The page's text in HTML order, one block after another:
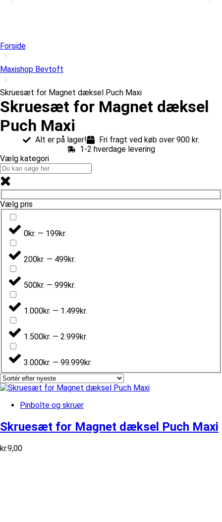
Forside
Maxishop Bevtoft
Skruesæt for Magnet dæksel Puch Maxi
Skruesæt for Magnet dæksel
Puch Maxi
Alt er på lager!
Fri fragt ved køb over 900 kr.
1-2 hverdage levering
Vælg kategori
Vælg pris
0kr. — 199kr.
200kr. — 499kr.
500kr. — 999kr.
1.000kr. — 1.499kr.
1.500kr. — 2.999kr.
3.000kr. — 99.999kr.
Pinbolte og skruer
Skruesæt for Magnet dæksel Puch Maxi
kr.9,00